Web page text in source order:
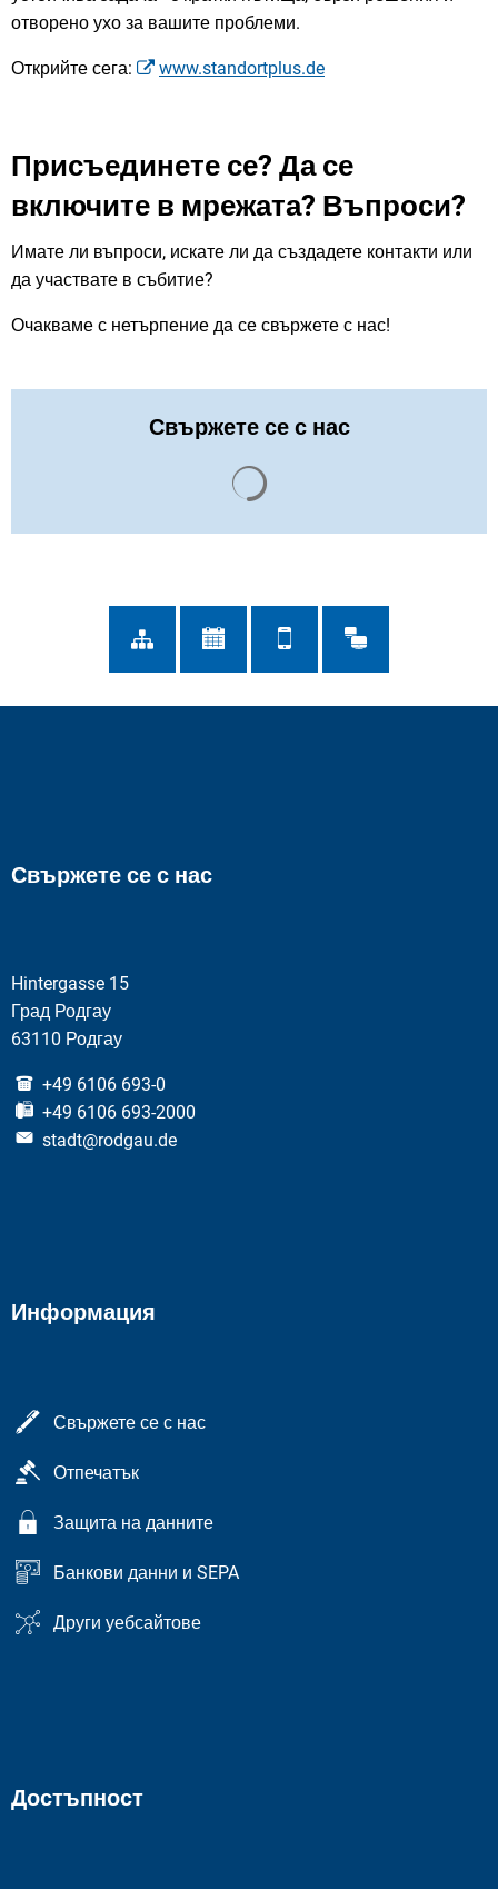
отворено ухо за вашите проблеми.
Открийте сега: www.standortplus.de
Присъединете се? Да се
включите в мрежата? Въпроси?
Имате ли въпроси, искате ли да създадете контакти или
да участвате в събитие?
Очакваме с нетърпение да се свържете с нас!
Свържете се с нас
Свържете се с нас
Hintergasse 15
Град Родгау
63110 Родгау
+49 6106 693-0
+49 6106 693-2000
stadt@rodgau.de
Информация
Свържете се с нас
Отпечатък
Защита на данните
Банкови данни и SEPA
Други уебсайтове
Достъпност